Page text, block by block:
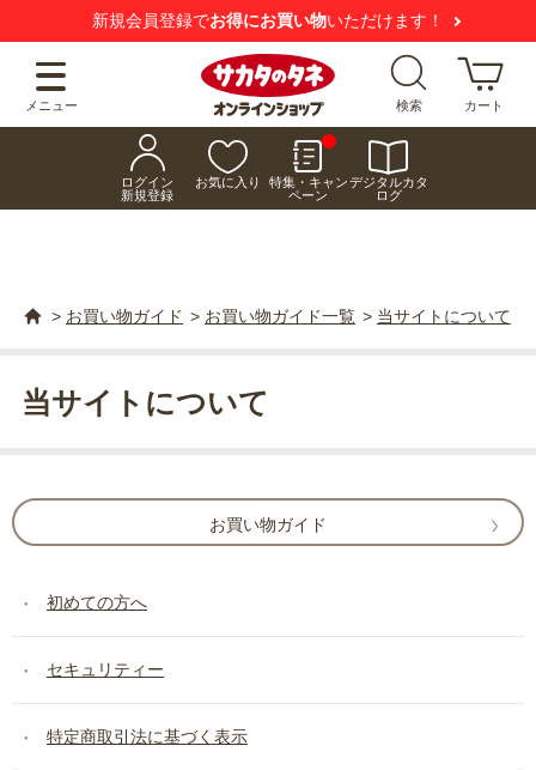
新規会員登録でお得にお買い物いただけます！
メニュー 検索 カート
ログイン
新規登録
お気に入り
特集・キャン
ペーン
デジタルカタ
ログ
> お買い物ガイド > お買い物ガイド一覧 > 当サイトについて
当サイトについて
お買い物ガイド
初めての方へ
セキュリティー
特定商取引法に基づく表示